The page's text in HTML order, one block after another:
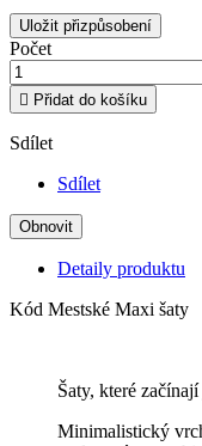
Uložit přizpůsobení
Počet
 Přidat do košíku
Sdílet
Sdílet
Detaily produktu
Kód Mestské Maxi šaty
Šaty, které
Minimalistický